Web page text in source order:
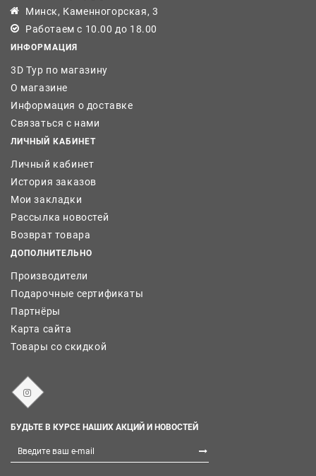
Минск, Каменногорская, 3
Работаем с 10.00 до 18.00
ИНФОРМАЦИЯ
3D Тур по магазину
О магазине
Информация о доставке
Связаться с нами
ЛИЧНЫЙ КАБИНЕТ
Личный кабинет
История заказов
Мои закладки
Рассылка новостей
Возврат товара
ДОПОЛНИТЕЛЬНО
Производители
Подарочные сертификаты
Партнёры
Карта сайта
Товары со скидкой
БУДЬТЕ В КУРСЕ НАШИХ АКЦИЙ И НОВОСТЕЙ